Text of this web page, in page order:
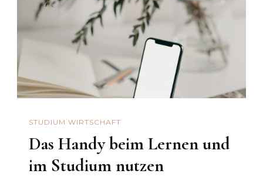
STUDIUM WIRTSCHAFT
Das Handy beim Lernen und
im Studium nutzen